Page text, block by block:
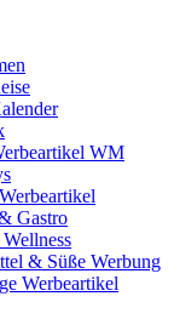
WM
Gastro
& Süße Werbung
Werbeartikel